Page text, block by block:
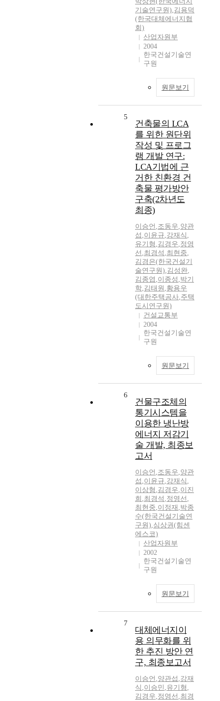
기술연구원),김용덕
(한국대체에너지협
회)
산업자원부
2004
한국건설기술연
구원
원문보기
5
건축물의 LCA
를 위한 원단위
작성 및 프로그
램 개발 연구:
LCA기법에 근
거한 친환경 건
축물 평가방안
구축(2차년도
최종)
이승언 ,조동우,양관
섭 ,이윤규,강재식 ,
유기형 ,김경우,정영
선 ,최경석 ,최현중,
김경은(한국건설기
술연구원),김성완,
김종엽 ,이종성 ,박기
학,김태원 ,황용우
(대한주택공사,주택
도시연구원)
건설교통부
2004
한국건설기술연
구원
원문보기
6
건물구조체의
통기시스템을
이용한 냉난방
에너지 저감기
술 개발, 최종보
고서
이승언 ,조동우,양관
섭 ,이윤규,강재식 ,
이상형 ,김경우,이진
희 ,최경석 ,정영선 ,
최현중,이정재 ,박종
수(한국건설기술연
구원),심상권(힘센
에스코)
산업자원부
2002
한국건설기술연
구원
원문보기
7
대체에너지이
용 의무화를 위
한 추진 방안 연
구, 최종보고서
이승언 ,양관섭 ,강재
식 ,이승민 ,유기형 ,
김경우,정영선 ,최경